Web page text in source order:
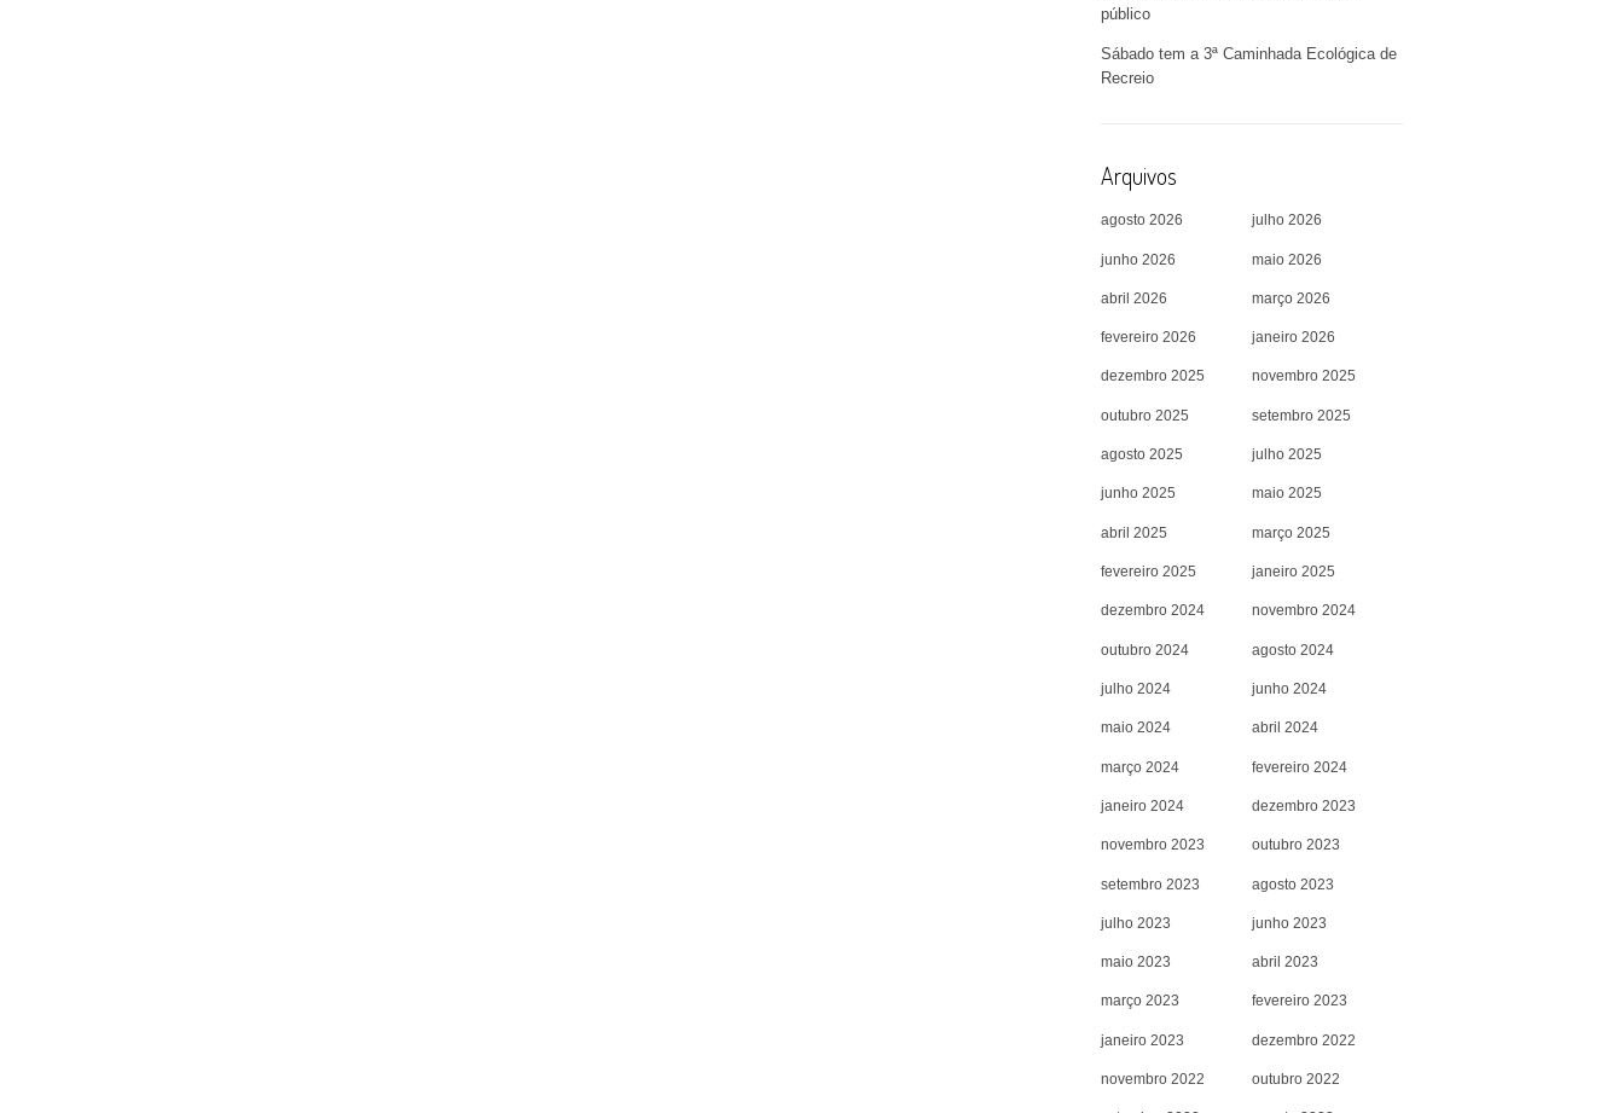
público
Sábado tem a 3ª Caminhada Ecológica de
Recreio
Arquivos
agosto 2026 julho 2026
junho 2026 maio 2026
abril 2026 março 2026
fevereiro 2026 janeiro 2026
dezembro 2025 novembro 2025
outubro 2025 setembro 2025
agosto 2025 julho 2025
junho 2025 maio 2025
abril 2025 março 2025
fevereiro 2025 janeiro 2025
dezembro 2024 novembro 2024
outubro 2024 agosto 2024
julho 2024 junho 2024
maio 2024 abril 2024
março 2024 fevereiro 2024
janeiro 2024 dezembro 2023
novembro 2023 outubro 2023
setembro 2023 agosto 2023
julho 2023 junho 2023
maio 2023 abril 2023
março 2023 fevereiro 2023
janeiro 2023 dezembro 2022
novembro 2022 outubro 2022